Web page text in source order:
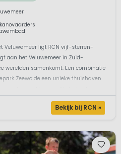
Veluwemeer ligt RCN vijf-sterren-
aan het Veluwemeer in Zuid-
werelden samenkomt. Een combinatie
Zeewolde een unieke thuishaven
Bekijk bij RCN »